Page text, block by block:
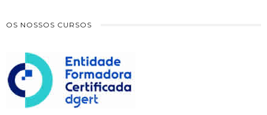
OS NOSSOS CURSOS